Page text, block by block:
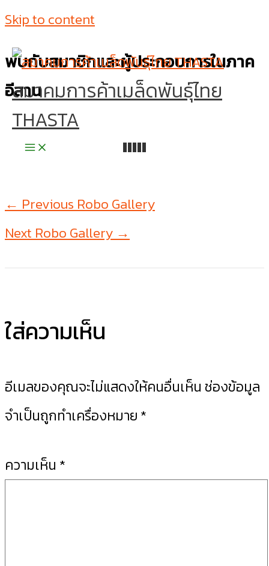
Skip to content
สมาคมการค้าเมล็ดพันธุ์ไทย
THASTA
พบกับสมาชิกและผู้ประกอบการในภาค
อีสาน
← Previous Robo Gallery
Next Robo Gallery →
ใส่ความเห็น
อีเมลของคุณจะไม่แสดงให้คนอื่นเห็น ช่องข้อมูล
จำเป็นถูกทำเครื่องหมาย *
ความเห็น *